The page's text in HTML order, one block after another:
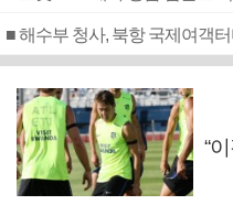
■ 해수부 청사, 북항 국제여객
“